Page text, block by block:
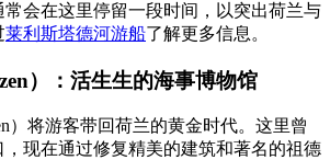
常会在这里停留一段时间，以突出荷兰与
莱利斯塔德河游船了解更多信息。
）：活生生的海事博物馆
）将游客带回荷兰的黄金时代。这里曾
现在通过修复精美的建筑和著名的祖德